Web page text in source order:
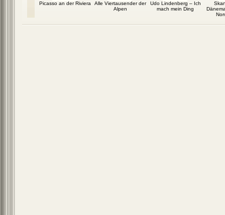
Picasso an der Riviera
Alle Viertausender der
Alpen
Udo Lindenberg – Ich
mach mein Ding